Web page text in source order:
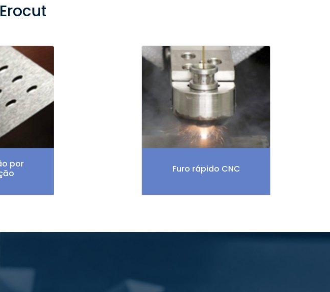
por
Furo rápido CNC